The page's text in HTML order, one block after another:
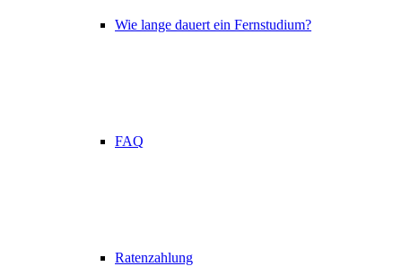
Wie lange dauert ein Fernstudium?
FAQ
Ratenzahlung